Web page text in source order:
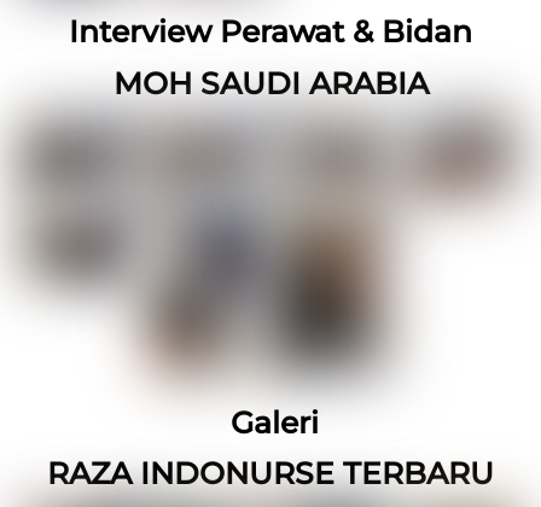
Interview Perawat & Bidan
MOH SAUDI ARABIA
Galeri
RAZA INDONURSE TERBARU